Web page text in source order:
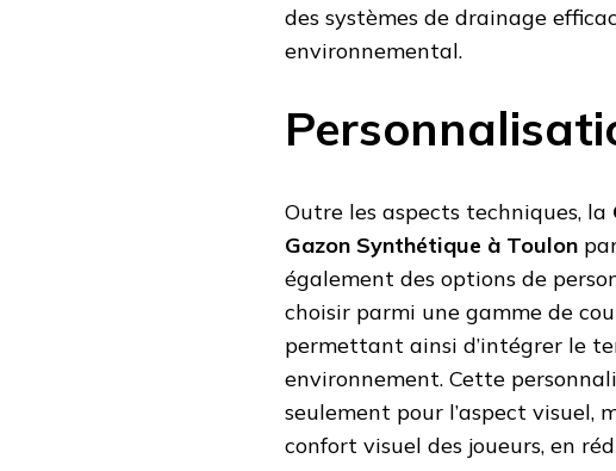
des systèmes de drainage
environnemental.
Outre les aspects techniques, la
Gazon Synthétique à Toulon
également des options de
choisir parmi une gamme de
permettant ainsi d’intégrer le
environnement. Cette
seulement pour l’aspect visuel,
confort visuel des joueurs, en